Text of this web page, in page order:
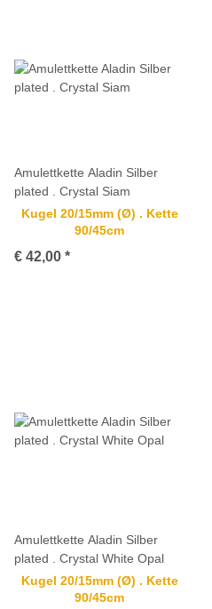
Amulettkette Aladin Silber
plated . Crystal Siam
Kugel 20/15mm (Ø) . Kette
90/45cm
€ 42,00 *
Amulettkette Aladin Silber
plated . Crystal White Opal
Kugel 20/15mm (Ø) . Kette
90/45cm